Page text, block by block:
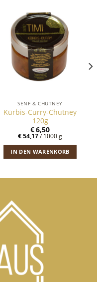
SENF & CHUTNEY
Kürbis-Curry-Chutney
120g
€6,50
€54,17/1000g
IN DEN WARENKORB